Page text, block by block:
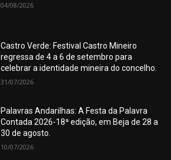
04/08/2026
Castro Verde: Festival Castro Mineiro
regressa de 4 a 6 de setembro para
celebrar a identidade mineira do concelho.
31/07/2026
Palavras Andarilhas: A Festa da Palavra
Contada 2026-18ª edição, em Beja de 28 a
30 de agosto.
10/07/2026